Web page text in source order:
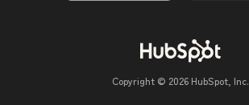
Copyright © 2026 HubSpot, Inc.